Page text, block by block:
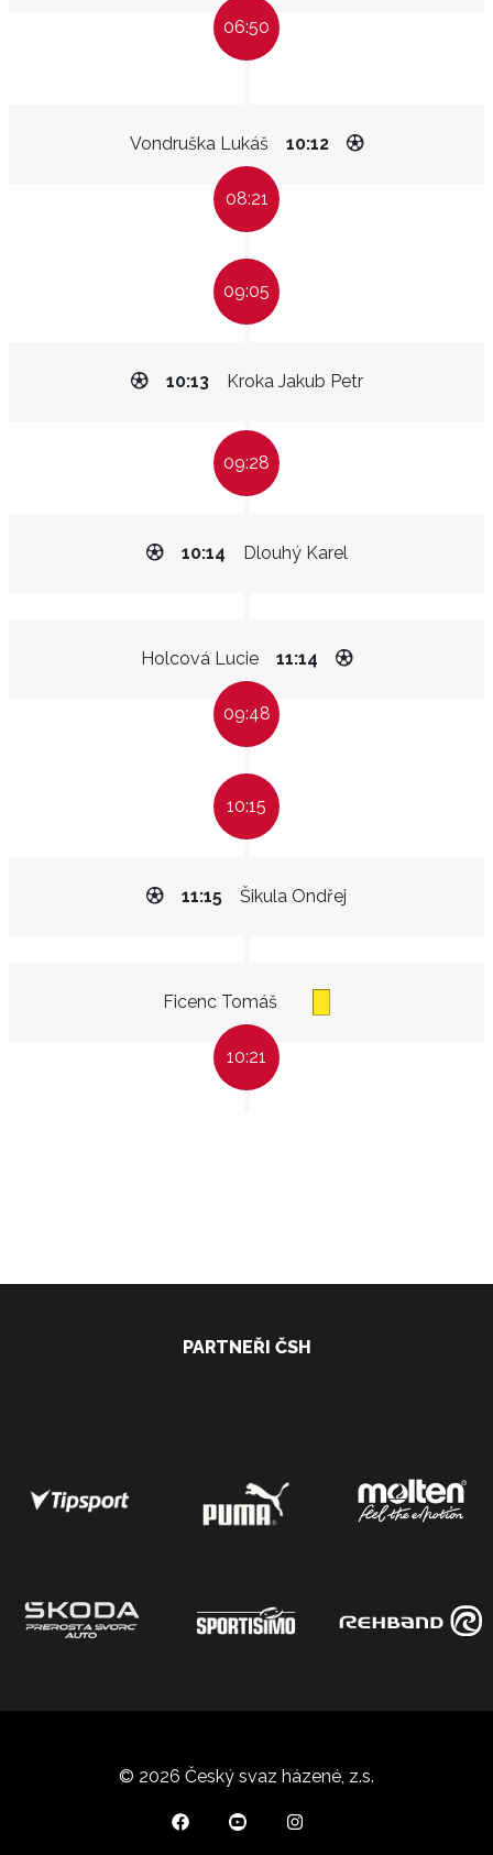
06:50
Vondruška Lukáš 10:12
08:21
09:05
Kroka Jakub Petr
10:13
09:28
Dlouhý Karel
10:14
Holcová Lucie 11:14
09:48
10:15
Šikula Ondřej
11:15
Ficenc Tomáš
10:21
PARTNEŘI ČSH
© 2026 Český svaz házené, z.s.